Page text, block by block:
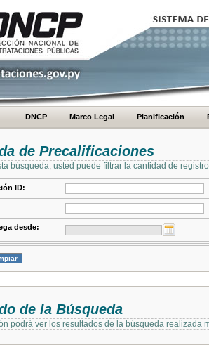
DNCP Marco Legal Planificación
de Precalificaciones
búsqueda, usted puede filtrar la cantidad de
ID:
desde:
de la Búsqueda
podrá ver los resultados de la búsqueda realizada